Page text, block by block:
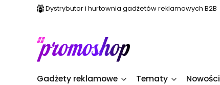
Dystrybutor i hurtownia gadżetów reklamowych B2B
Gadżety reklamowe Tematy Nowości